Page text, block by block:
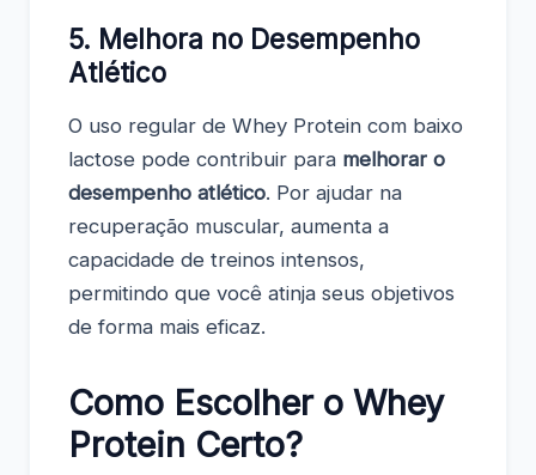
5. Melhora no Desempenho
Atlético
O uso regular de Whey Protein com baixo
lactose pode contribuir para melhorar o
desempenho atlético. Por ajudar na
recuperação muscular, aumenta a
capacidade de treinos intensos,
permitindo que você atinja seus objetivos
de forma mais eficaz.
Como Escolher o Whey
Protein Certo?